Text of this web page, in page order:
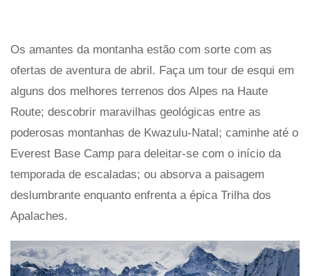
Os amantes da montanha estão com sorte com as
ofertas de aventura de abril. Faça um tour de esqui em
alguns dos melhores terrenos dos Alpes na Haute
Route; descobrir maravilhas geológicas entre as
poderosas montanhas de Kwazulu-Natal; caminhe até o
Everest Base Camp para deleitar-se com o início da
temporada de escaladas; ou absorva a paisagem
deslumbrante enquanto enfrenta a épica Trilha dos
Apalaches.